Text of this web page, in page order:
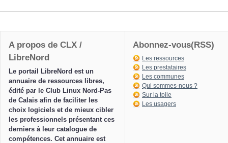
A propos de CLX /
LibreNord
Le portail LibreNord est un
annuaire de ressources libres,
édité par le Club Linux Nord-Pas
de Calais afin de faciliter les
choix logiciels et de mieux cibler
les professionnels présentant ces
derniers à leur catalogue de
compétences. Cet annuaire est
Abonnez-vous(RSS)
Les ressources
Les prestataires
Les communes
Qui sommes-nous ?
Sur la toile
Les usagers